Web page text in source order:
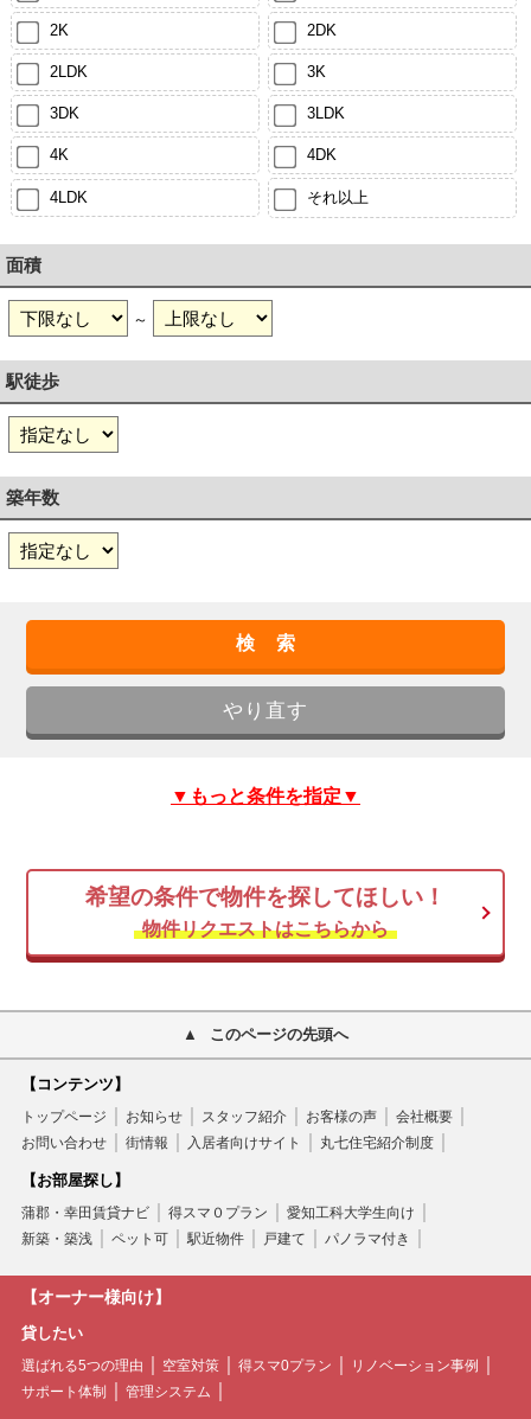
2K 2DK
2LDK 3K
3DK 3LDK
4K 4DK
4LDK それ以上
面積
～
駅徒歩
築年数
▼もっと条件を指定▼
希望の条件で物件を探してほしい！
物件リクエストはこちらから
このページの先頭へ
【コンテンツ】
トップページ お知らせ スタッフ紹介 お客様の声
会社概要
お問い合わせ
街情報 入居者向けサイト 丸七住宅紹介制度
【お部屋探し】
蒲郡・幸田賃貸ナビ 得スマ０プラン
愛知工科大学生向け
新築・築浅
ペット可 駅近物件 戸建て パノラマ付き
【オーナー様向け】
貸したい
選ばれる5つの理由 空室対策 得スマ0プラン
リノベーション事例
サポート体制
管理システム